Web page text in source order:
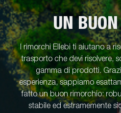
UN
I rimorchi Ellebi ti aiutano a
trasporto che devi risolvere,
gamma di prodotti.
esperienza, sappiamo
fatto un buon rimorchio:
stabile ed estramemente